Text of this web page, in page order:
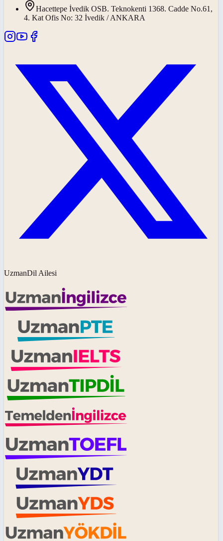
Hacettepe İvedik OSB. Teknokenti 1368. Cadde No.61,
4. Kat Ofis No: 32 İvedik / ANKARA
UzmanDil Ailesi